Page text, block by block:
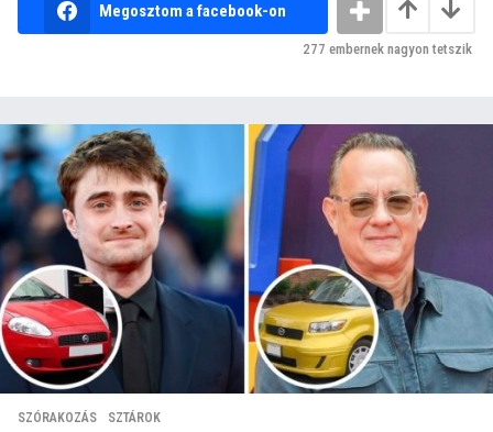
Megosztom a facebook-on
277 embernek nagyon tetszik
SZÓRAKOZÁS ,SZTÁROK